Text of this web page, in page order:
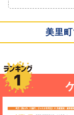
美里